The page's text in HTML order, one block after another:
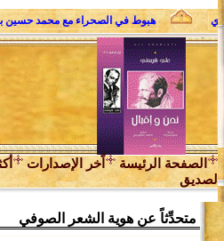
الثوري هبوط في الصحراء مع محمد
الصفحة الرئيسة اّخر الإصدارات
لصديق
متحدِّثاً عن هوية الشعر الصوفي